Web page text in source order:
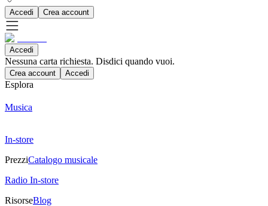
Accedi Crea account
Accedi
Nessuna carta richiesta. Disdici quando vuoi.
Crea account Accedi
Esplora
Musica
In-store
PrezziCatalogo musicale
Radio In-store
RisorseBlog